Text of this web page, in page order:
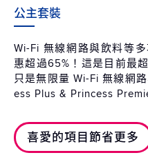
公主套裝
Wi-Fi 無線網路與飲料等
惠超過65%！這是目前最
只是無限量 Wi-Fi 無線網
ess Plus & Princess
喜愛的項目節省更多